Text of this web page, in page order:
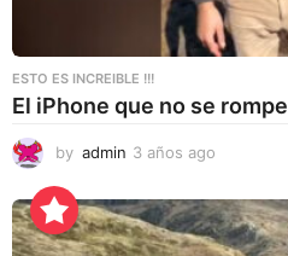
ESTO ES INCREIBLE !!!
El iPhone que no se rompe
by admin 3 años ago
ñ
o
s